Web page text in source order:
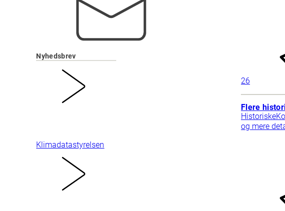
Nyhedsbrev
Klimadatastyrelsen
26
Flere
og mere